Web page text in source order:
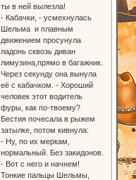
ты в ней вылезла!
- Кабачки, - усмехнулась
Шельма и плавным
движением просунула
ладонь сквозь диван
лимузина,прямо в багажник.
Через секунду она вынула
её с кабачком. - Хороший
человек этот водитель
фуры, как по-твоему?
Бестия почесала в рыжем
затылке, потом кивнула:
- Ну, по их меркам,
нормальный. Без закидонов.
- Вот с него и начнем!
Тонкие пальцы Шельмы,